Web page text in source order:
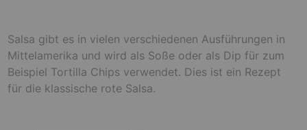
Salsa gibt es in vielen verschiedenen Ausführungen in
Mittelamerika und wird als Soße oder als Dip für zum
Beispiel Tortilla Chips verwendet. Dies ist ein Rezept
für die klassische rote Salsa.